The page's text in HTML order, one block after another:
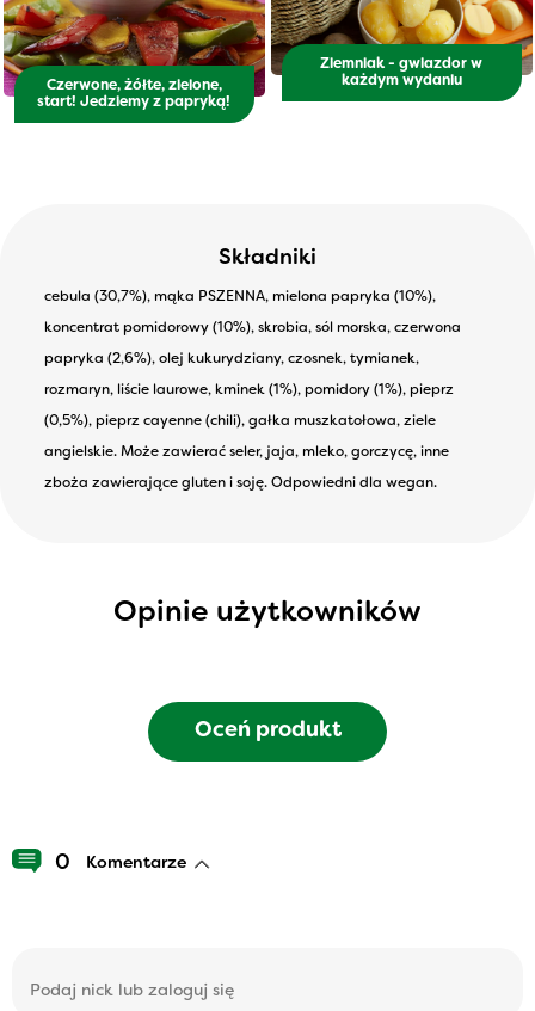
Czerwone, żółte, zielone,
start! Jedziemy z papryką!
Ziemniak - gwiazdor w
każdym wydaniu
Składniki
cebula (30,7%), mąka PSZENNA, mielona papryka (10%),
koncentrat pomidorowy (10%), skrobia, sól morska, czerwona
papryka (2,6%), olej kukurydziany, czosnek, tymianek,
rozmaryn, liście laurowe, kminek (1%), pomidory (1%), pieprz
(0,5%), pieprz cayenne (chili), gałka muszkatołowa, ziele
angielskie. Może zawierać seler, jaja, mleko, gorczycę, inne
zboża zawierające gluten i soję. Odpowiedni dla wegan.
Opinie użytkowników
Oceń produkt
0 Komentarze